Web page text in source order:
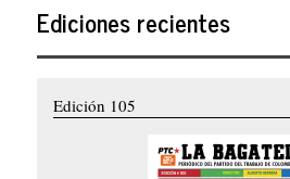
Ediciones recientes
Edición 105